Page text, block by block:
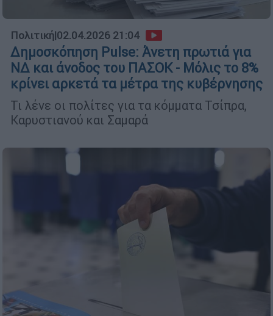
Πολιτική|02.04.2026 21:04
Δημοσκόπηση Pulse: Άνετη πρωτιά για
ΝΔ και άνοδος του ΠΑΣΟΚ - Μόλις το 8%
κρίνει αρκετά τα μέτρα της κυβέρνησης
Τι λένε οι πολίτες για τα κόμματα Τσίπρα,
Καρυστιανού και Σαμαρά